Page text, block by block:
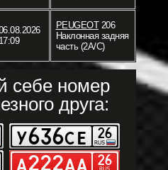
17:09
PEUGEOT206
Наклонная задняя
часть (2A/C)
себе номер
друга: